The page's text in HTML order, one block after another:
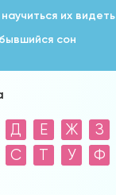
их видеть
сон
Д Е Ж З
С Т У Ф